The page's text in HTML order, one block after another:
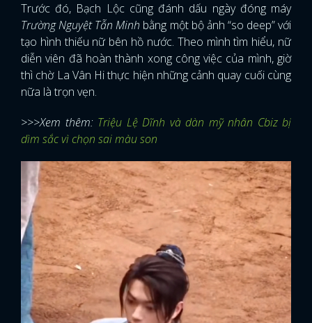
Trước đó, Bạch Lộc cũng đánh dấu ngày đóng máy
Trường Nguyệt Tẫn Minh bằng một bộ ảnh “so deep” với
tạo hình thiếu nữ bên hồ nước. Theo mình tìm hiểu, nữ
diễn viên đã hoàn thành xong công việc của mình, giờ
thì chờ La Vân Hi thực hiện những cảnh quay cuối cùng
nữa là trọn vẹn.
>>>Xem thêm: Triệu Lệ Dĩnh và dàn mỹ nhân Cbiz bị
dìm sắc vì chọn sai màu son